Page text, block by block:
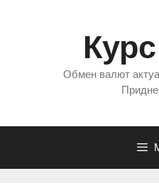
Обмен валют